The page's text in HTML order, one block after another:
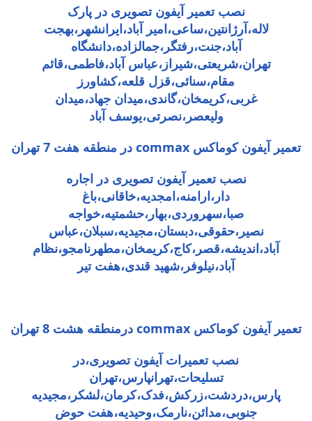
نصب تعمیر آیفون تصویری در پارک
لاله،آرژانتین،ساعی،امیر آباد،ایرانشهر،بهجت
آباد،جنت،رفتگر،جمالزاده،دانشگاه
تهران،شریعتی،شیراز،عباس آباد،فاطمی،قائم
مقام،سنائی،قزل قلعه،کشاورز
غربی،کریمخان،گاندی،میدان جهاد،میدان
ولیعصر،نصرتی،یوسف آباد
تعمیر آیفون کوماکس commax در منطقه هفت 7 تهران
نصب تعمیر آیفون تصویری در اجاره
دار،ارامنه،امجدیه،خاقانی،باغ
صبا،سهروردی،بهار،حشمتیه،خواجه
نصیر،حقوقی،دبستان،مجیدیه،سبلان،عباس
آباد،اندیشه،قصر،کاج،کریمخان،مطهرنامجو،نظام
آباد،نیلوفر،شهید قندی،هفت تیر
تعمیر آیفون کوماکس commax درمنطقه هشت 8 تهران
نصب تعمیرات آیفون تصویری،در
تسلیحات،تهرانپارس،تهران
پارس،دردشت،زرکش،فدک،کرمان،لشکر،مجیدیه
جنوبی،مدائن،نارمک،وحیدیه،هفت حوض